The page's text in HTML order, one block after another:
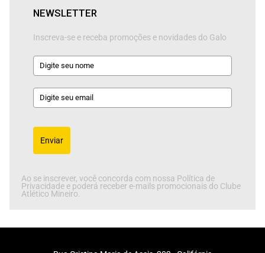
NEWSLETTER
Inscreva-se e receba promoções e novidades do Galo
Enviar
Ao se inscrever, você concorda com nossa Política de
Privacidade e poderá receber e-mails promocionais do Clube
Atlético Mineiro.